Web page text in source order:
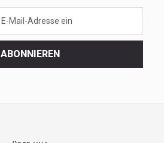
ABONNIEREN